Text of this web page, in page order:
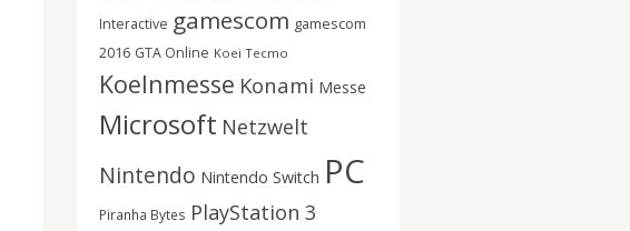
Interactive gamescom gamescom
2016 GTA Online Koei Tecmo
Koelnmesse Konami Messe
Microsoft Netzwelt
Nintendo Nintendo Switch PC
Piranha Bytes PlayStation 3